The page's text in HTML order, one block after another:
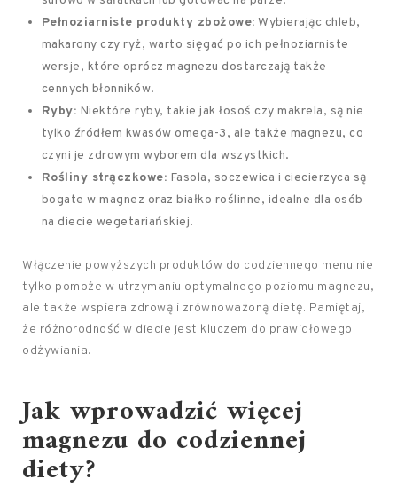
Pełnoziarniste produkty zbożowe: Wybierając chleb,
makarony czy ryż, warto sięgać po ich pełnoziarniste
wersje, które oprócz magnezu dostarczają także
cennych błonników.
Ryby: Niektóre ryby, takie jak łosoś czy makrela, są nie
tylko źródłem kwasów omega-3, ale także magnezu, co
czyni je zdrowym wyborem dla wszystkich.
Rośliny strączkowe: Fasola, soczewica i ciecierzyca są
bogate w magnez oraz białko roślinne, idealne dla osób
na diecie wegetariańskiej.
Włączenie powyższych produktów do codziennego menu nie
tylko pomoże w utrzymaniu optymalnego poziomu magnezu,
ale także wspiera zdrową i zrównoważoną dietę. Pamiętaj,
że różnorodność w diecie jest kluczem do prawidłowego
odżywiania.
Jak wprowadzić więcej
magnezu do codziennej
diety?